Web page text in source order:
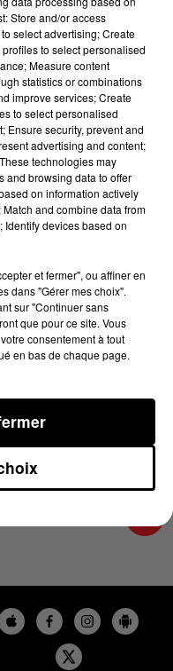
20/04/2025 À
Store and/or access
select advertising; Create
to select personalised
Measure content
statistics or combinations
improve services; Create
to select personalised
Ensure security, prevent and
advertising and content;
technologies may
and browsing data to offer
on information actively
and combine data from
Identify devices based on
et fermer", ou affiner en
dans "Gérer mes choix".
sur "Continuer sans
que pour ce site. Vous
consentement à tout
en bas de chaque page.